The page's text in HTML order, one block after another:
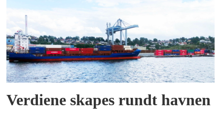
Verdiene skapes rundt havnen